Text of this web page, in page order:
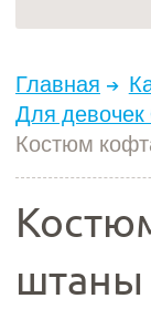
Главная
Для
Костюм
штаны